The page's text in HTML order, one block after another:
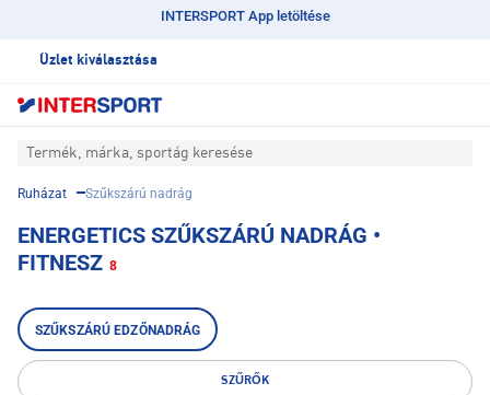
INTERSPORT App letöltése
Üzlet kiválasztása
Termék, márka, sportág keresése
Ruházat Szűkszárú nadrág
ENERGETICS SZŰKSZÁRÚ NADRÁG •
FITNESZ 8
SZŰKSZÁRÚ EDZŐNADRÁG
SZŰRŐK